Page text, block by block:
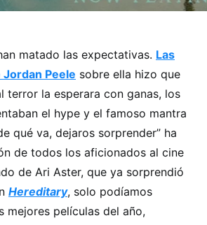
matado las expectativas. Las
Peele sobre ella hizo que
terror la esperara con ganas, los
el hype y el famoso mantra
qué va, dejaros sorprender” ha
de todos los aficionados al cine
de Ari Aster, que ya sorprendió
Hereditary, solo podíamos
mejores películas del año,